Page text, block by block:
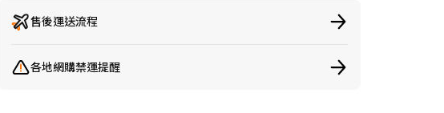
售後運送流程
各地網購禁運提醒